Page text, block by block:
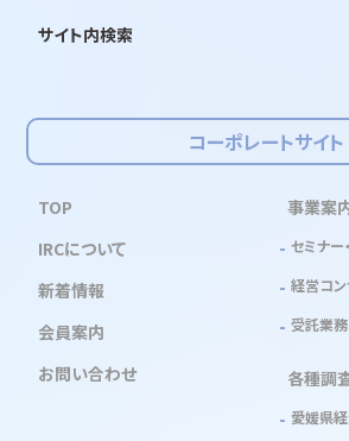
サイト内検索
コーポレートサイト
TOP
IRCについて
新着情報
会員案内
お問い合わせ
事業案
セミナー
経営コン
受託業務
各種調
愛媛県